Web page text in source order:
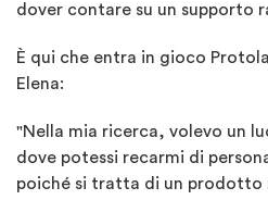
dover contare su un supporto
È qui che entra in gioco
Elena:
"Nella mia ricerca, volevo un
dove potessi recarmi di
poiché si tratta di un